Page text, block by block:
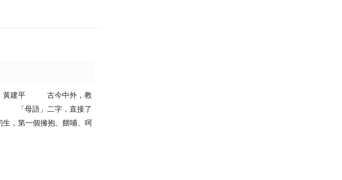
欄 黃建平 古今中外，教
「母語」二字，直接了
，第一個擁抱、餵哺、呵